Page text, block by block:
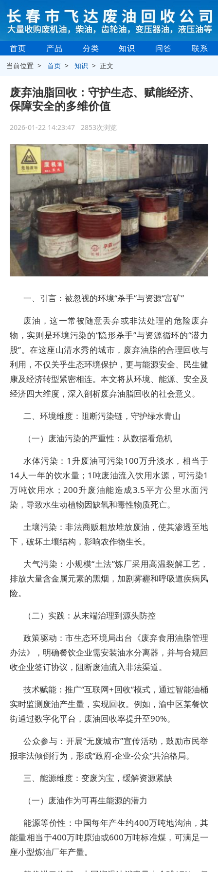
首页 产品 分类 知识 问答 联系
当前位置 >首页 >知识 > 正文
废弃油脂回收：守护生态、赋能经济、
保障安全的多维价值
2026-01-22 14:23:47 2853次浏览
一、引言：被忽视的环境“杀手”与资源“富矿”
废油，这一常被随意丢弃或非法处理的危险废弃
物，实则是环境污染的“隐形杀手”与资源循环的“潜力
股”。在这座山清水秀的城市，废弃油脂的合理回收与
利用，不仅关乎生态环境保护，更与能源安全、民生健
康及经济转型紧密相连。本文将从环境、能源、安全及
经济四大维度，深入剖析废弃油脂回收的社会意义。
二、环境维度：阻断污染链，守护绿水青山
（一）废油污染的严重性：从数据看危机
水体污染：1升废油可污染100万升淡水，相当于
14人一年的饮水量；1吨废油流入饮用水源，可污染1
万吨饮用水；200升废油能造成3.5平方公里水面污
染，导致水生动植物因缺氧和毒性物质死亡。
土壤污染：非法商贩粗放堆放废油，使其渗透至地
下，破坏土壤结构，影响农作物生长。
大气污染：小规模“土法”炼厂采用高温裂解工艺，
排放大量含金属元素的黑烟，加剧雾霾和呼吸道疾病风
险。
（二）实践：从末端治理到源头防控
政策驱动：市生态环境局出台《废弃食用油脂管理
办法》，明确餐饮企业需安装油水分离器，并与合规回
收企业签订协议，阻断废油流入非法渠道。
技术赋能：推广“互联网+回收”模式，通过智能油桶
实时监测废油产生量，实现回收。例如，渝中区某餐饮
街通过数字化平台，废油回收率提升至90%。
公众参与：开展“无废城市”宣传活动，鼓励市民举
报非法倾倒行为，形成“政府-企业-公众”共治格局。
三、能源维度：变废为宝，缓解资源紧缺
（一）废油作为可再生能源的潜力
能源等价性：中国每年产生约400万吨地沟油，其
能量相当于400万吨原油或600万吨标准煤，可满足一
座小型炼油厂年产量。